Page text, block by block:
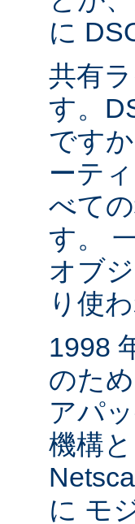
に
共有
す。
です
ーテ
べて
す。
オブ
り使
1998
のた
アパ
機構
に モ